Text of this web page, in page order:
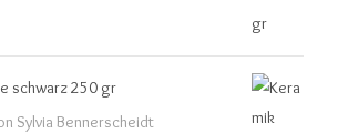
schwarz 250 gr
Sylvia Bennerscheidt